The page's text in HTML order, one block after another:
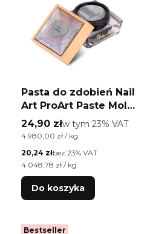
Pasta do zdobień Nail
Art ProArt Paste Molly
Nails Silver HEMA/Di-
HEMA Free 5g
Cena brutto
24,90 złw tym %s VAT
w tym 23% VAT
Cena jednostkowa brutto
4 980,00 zł / kg
Cena netto
20,24 złbez 23% VAT
Cena jednostkowa netto
4 048,78 zł / kg
Do koszyka
Bestseller